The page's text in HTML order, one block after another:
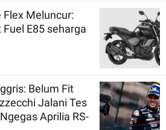
Flex Meluncur:
E85 seharga
Belum Fit
Jalani Tes
Aprilia RS-